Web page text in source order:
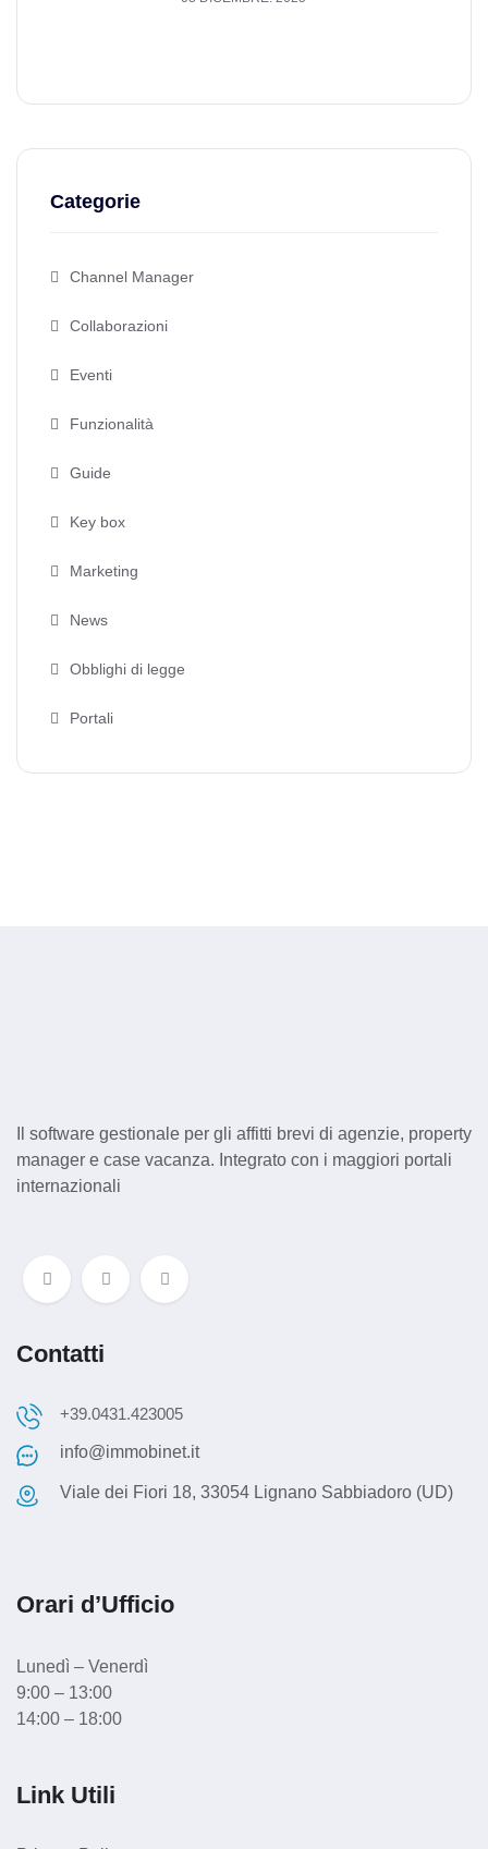
Categorie
Channel Manager
Collaborazioni
Eventi
Funzionalità
Guide
Key box
Marketing
News
Obblighi di legge
Portali
Il software gestionale per gli affitti brevi di agenzie, property
manager e case vacanza. Integrato con i maggiori portali
internazionali
Contatti
+39.0431.423005
info@immobinet.it
Viale dei Fiori 18, 33054 Lignano Sabbiadoro (UD)
Orari d’Ufficio
Lunedì – Venerdì
9:00 – 13:00
14:00 – 18:00
Link Utili